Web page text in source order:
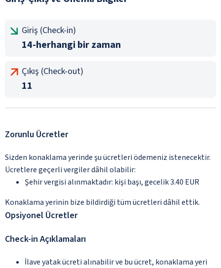
Giriş (Check-in)
14-herhangi bir zaman
Çıkış (Check-out)
11
Zorunlu Ücretler
Sizden konaklama yerinde şu ücretleri ödemeniz istenecektir.
Ücretlere geçerli vergiler dâhil olabilir:
Şehir vergisi alınmaktadır: kişi başı, gecelik 3.40 EUR
Konaklama yerinin bize bildirdiği tüm ücretleri dâhil ettik.
Opsiyonel Ücretler
Check-in Açıklamaları
İlave yatak ücreti alınabilir ve bu ücret, konaklama yeri